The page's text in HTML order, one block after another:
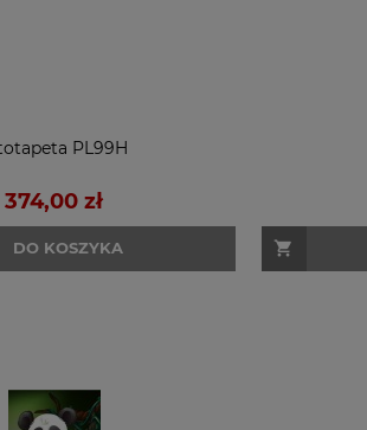
PL99H
374,00 zł
DO KOSZYKA